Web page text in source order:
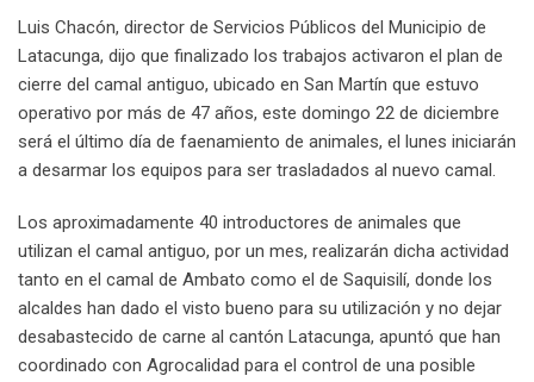
Luis Chacón, director de Servicios Públicos del Municipio de
Latacunga, dijo que finalizado los trabajos activaron el plan de
cierre del camal antiguo, ubicado en San Martín que estuvo
operativo por más de 47 años, este domingo 22 de diciembre
será el último día de faenamiento de animales, el lunes iniciarán
a desarmar los equipos para ser trasladados al nuevo camal.
Los aproximadamente 40 introductores de animales que
utilizan el camal antiguo, por un mes, realizarán dicha actividad
tanto en el camal de Ambato como el de Saquisilí, donde los
alcaldes han dado el visto bueno para su utilización y no dejar
desabastecido de carne al cantón Latacunga, apuntó que han
coordinado con Agrocalidad para el control de una posible